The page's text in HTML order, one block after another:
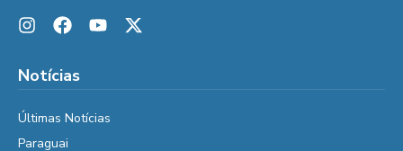
Notícias
Últimas Notícias
Paraguai